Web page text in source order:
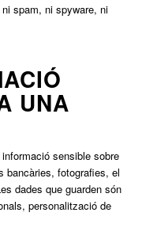
spam, ni spyware, ni
UNA
sensible sobre
bancàries, fotografies, el
dades que guarden són
personalització de